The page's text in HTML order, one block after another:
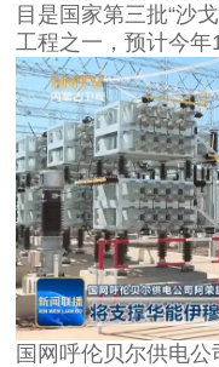
目是国家第三批“沙
工程之一，预计今年
国网呼伦贝尔供电